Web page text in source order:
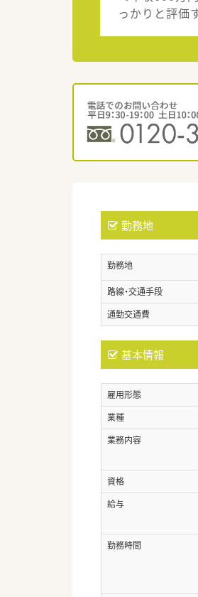
っかりと評価
勤務地
勤務地
路線・交通手段
通勤交通費
基本情報
雇用形態
業種
業務内容
資格
給与
勤務時間